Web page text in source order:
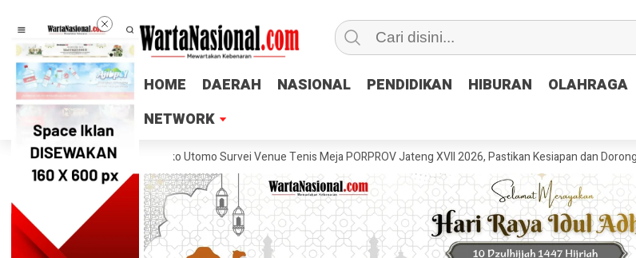
HOME DAERAH NASIONAL PENDIDIKAN HIBURAN OLAHRAGA
NETWORK
HOME DAERAH NASIONAL PENDIDIKAN HIBURAN OLAHRAGA
NETWORK
Lukas Arry Dwiko Utomo Survei Venue Tenis Meja PORPROV Jateng XVII 2026, Pastikan Kesiapan dan Dorong UMKM Lokal